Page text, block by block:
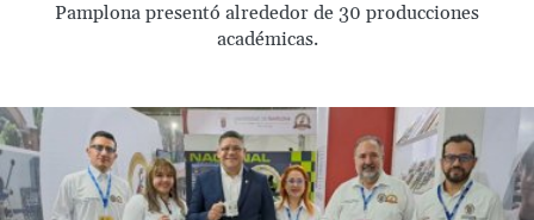
Pamplona presentó alrededor de 30 producciones
académicas.